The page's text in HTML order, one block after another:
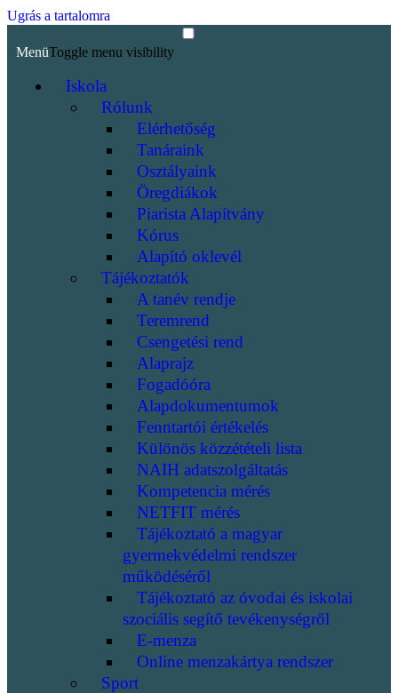
Ugrás a tartalomra
MenüToggle menu visibility
Iskola
Rólunk
Elérhetőség
Tanáraink
Osztályaink
Öregdiákok
Piarista Alapítvány
Kórus
Alapító oklevél
Tájékoztatók
A tanév rendje
Teremrend
Csengetési rend
Alaprajz
Fogadóóra
Alapdokumentumok
Fenntartói értékelés
Különös közzétételi lista
NAIH adatszolgáltatás
Kompetencia mérés
NETFIT mérés
Tájékoztató a magyar
gyermekvédelmi rendszer
működéséről
Tájékoztató az óvodai és iskolai
szociális segítő tevékenységről
E-menza
Online menzakártya rendszer
Sport